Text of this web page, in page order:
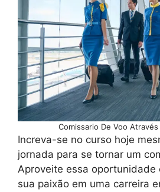
Comissario De Voo
Increva-se no curso hoje
jornada para se tornar um
Aproveite essa oportunidade
sua paixão em uma carreira